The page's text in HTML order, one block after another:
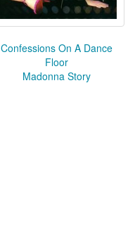
Confessions On A Dance
Floor
Madonna Story